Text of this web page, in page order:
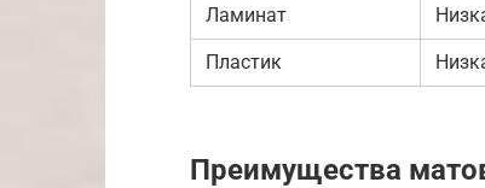
Ламинат
Пластик
Преимущества